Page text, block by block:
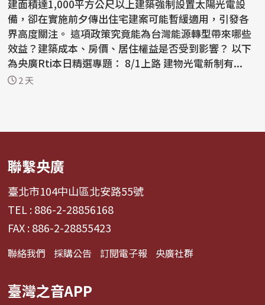
建面積達1,000平方公尺以上建築強制設置太陽光電設
備，卻在實施前夕傳出住宅建案可能暫緩適用，引發各
界高度關注。 這項政策究竟能為台灣能源轉型帶來哪些
效益？建築成本、房價、居住權益是否受到影響？ 以下
為央廣Rti本日精選專題： 8/1上路 建物光電新制有...
2 天
聯繫央廣
臺北市104中山區北安路55號
TEL : 886-2-28856168
FAX : 886-2-28855423
聯絡我們 採購公告 訂閱電子報 央廣社群
臺灣之音APP